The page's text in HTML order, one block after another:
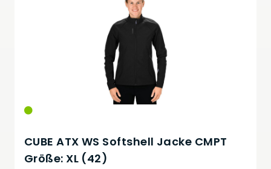
CUBE ATX WS Softshell Jacke CMPT
Größe: XL (42)